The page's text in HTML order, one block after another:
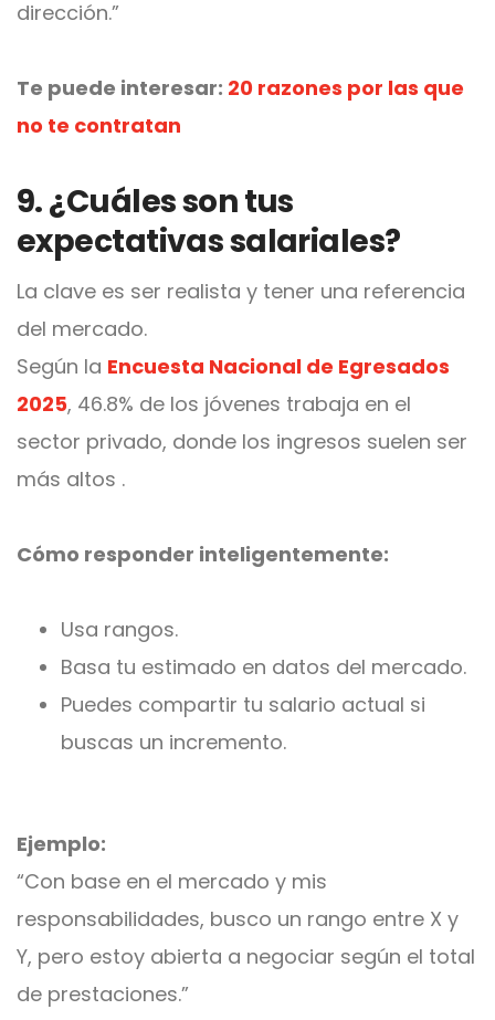
dirección.”
Te puede interesar: 20 razones por las que
no te contratan
9. ¿Cuáles son tus
expectativas salariales?
La clave es ser realista y tener una referencia
del mercado.
Según la Encuesta Nacional de Egresados
2025, 46.8% de los jóvenes trabaja en el
sector privado, donde los ingresos suelen ser
más altos .
Cómo responder inteligentemente:
Usa rangos.
Basa tu estimado en datos del mercado.
Puedes compartir tu salario actual si
buscas un incremento.
Ejemplo:
“Con base en el mercado y mis
responsabilidades, busco un rango entre X y
Y, pero estoy abierta a negociar según el total
de prestaciones.”